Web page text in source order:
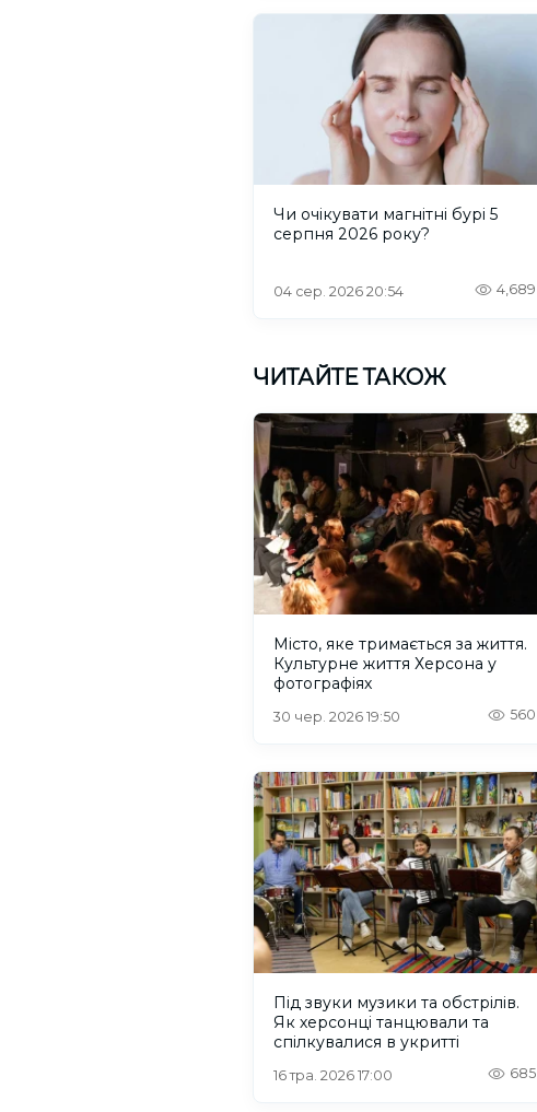
Чи очікувати магнітні бурі 5
серпня 2026 року?
04 сер. 2026 20:54 4,689
ЧИТАЙТЕ ТАКОЖ
Місто, яке тримається за життя.
Культурне життя Херсона у
фотографіях
30 чер. 2026 19:50 560
Під звуки музики та обстрілів.
Як херсонці танцювали та
спілкувалися в укритті
16 тра. 2026 17:00 685